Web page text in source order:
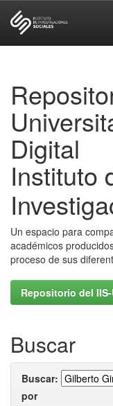
Digital
Instituto
Un espacio para
académicos
proceso de sus
Repositorio del IIS-
Buscar
Buscar:
por